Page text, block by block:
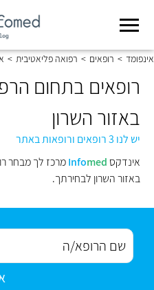
אינפומד > רופאים > רפואה פליאטיבית >
רופאים בתחום
באזור השרון
יש לנו 3 רופאים ורופאות באתר
אינדקס
Infomed
מרכז לך מבחר
באזור השרון לבחירתך.